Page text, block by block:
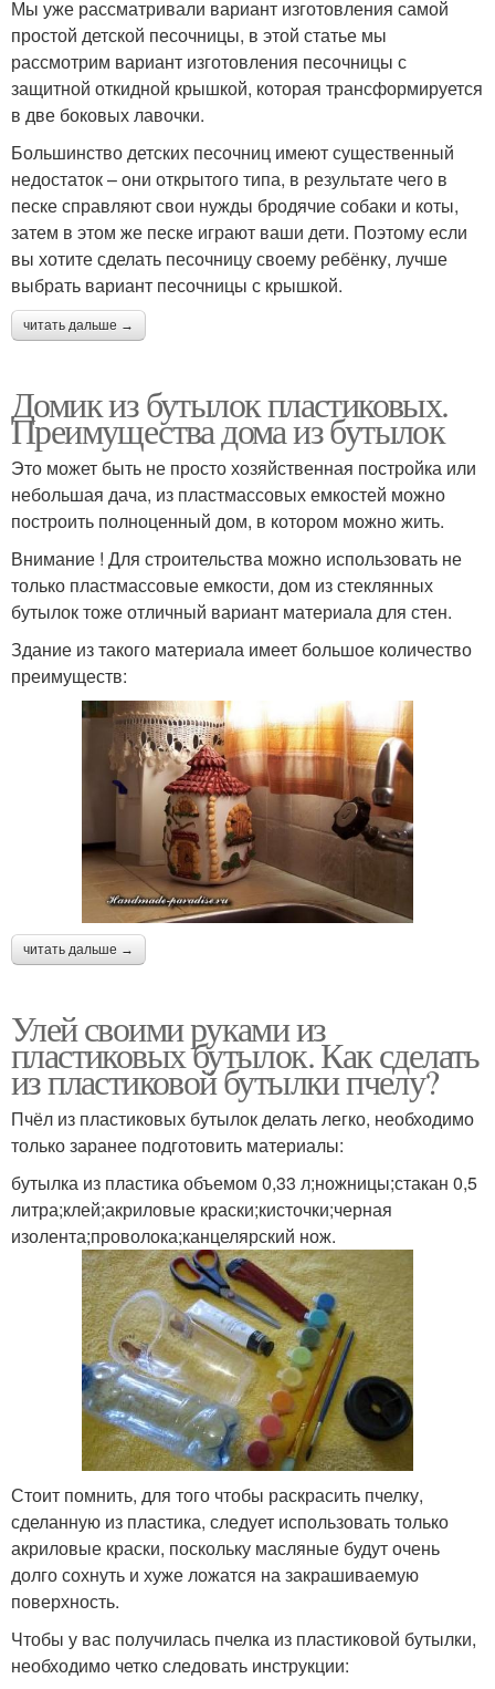
Мы уже рассматривали вариант изготовления самой
простой детской песочницы, в этой статье мы
рассмотрим вариант изготовления песочницы с
защитной откидной крышкой, которая трансформируется
в две боковых лавочки.
Большинство детских песочниц имеют существенный
недостаток – они открытого типа, в результате чего в
песке справляют свои нужды бродячие собаки и коты,
затем в этом же песке играют ваши дети. Поэтому если
вы хотите сделать песочницу своему ребёнку, лучше
выбрать вариант песочницы с крышкой.
читать дальше →
Домик из бутылок пластиковых.
Преимущества дома из бутылок
Это может быть не просто хозяйственная постройка или
небольшая дача, из пластмассовых емкостей можно
построить полноценный дом, в котором можно жить.
Внимание ! Для строительства можно использовать не
только пластмассовые емкости, дом из стеклянных
бутылок тоже отличный вариант материала для стен.
Здание из такого материала имеет большое количество
преимуществ:
читать дальше →
Улей своими руками из
пластиковых бутылок. Как сделать
из пластиковой бутылки пчелу?
Пчёл из пластиковых бутылок делать легко, необходимо
только заранее подготовить материалы:
бутылка из пластика объемом 0,33 л;ножницы;стакан 0,5
литра;клей;акриловые краски;кисточки;черная
изолента;проволока;канцелярский нож.
Стоит помнить, для того чтобы раскрасить пчелку,
сделанную из пластика, следует использовать только
акриловые краски, поскольку масляные будут очень
долго сохнуть и хуже ложатся на закрашиваемую
поверхность.
Чтобы у вас получилась пчелка из пластиковой бутылки,
необходимо четко следовать инструкции: